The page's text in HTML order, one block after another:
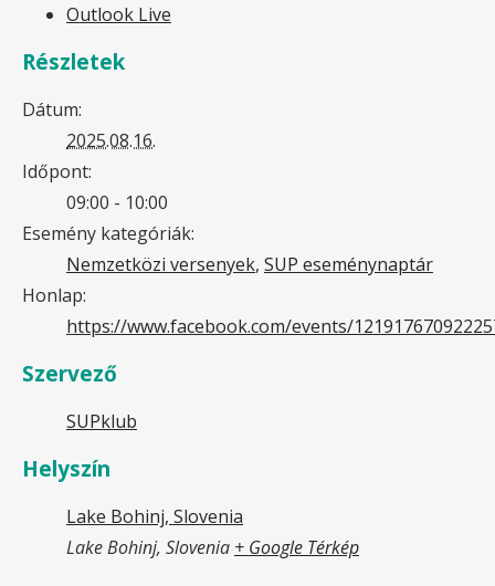
Outlook Live
Részletek
Dátum:
2025.08.16.
Időpont:
09:00 - 10:00
Esemény kategóriák:
Nemzetközi versenyek, SUP eseménynaptár
Honlap:
https://www.facebook.com/events/
Szervező
SUPklub
Helyszín
Lake Bohinj, Slovenia
Lake Bohinj, Slovenia + Google Térkép